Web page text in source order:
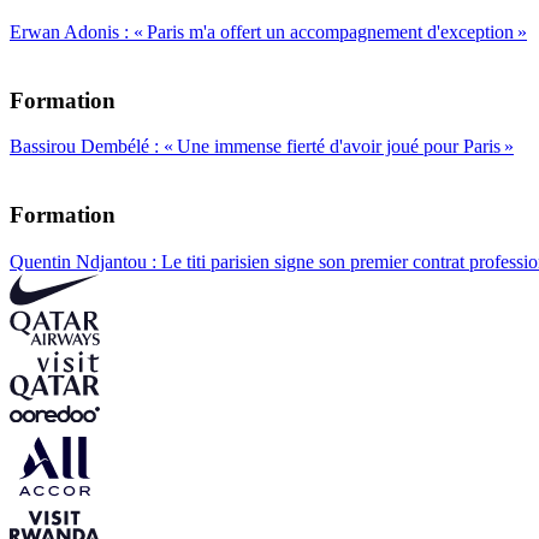
Erwan Adonis : « Paris m'a offert un accompagnement d'exception »
Formation
Bassirou Dembélé : « Une immense fierté d'avoir joué pour Paris »
Formation
Quentin Ndjantou : Le titi parisien signe son premier contrat